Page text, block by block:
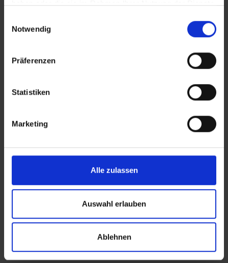
haben oder die sie im Rahmen Ihrer Nutzung der Dienste
Notwendig
Präferenzen
Statistiken
Marketing
Alle zulassen
Auswahl erlauben
Ablehnen
35-45 W
35-45 W
Maximaler Druck
Tanköffnung
12 V
12 V
ZUM PRODUKT